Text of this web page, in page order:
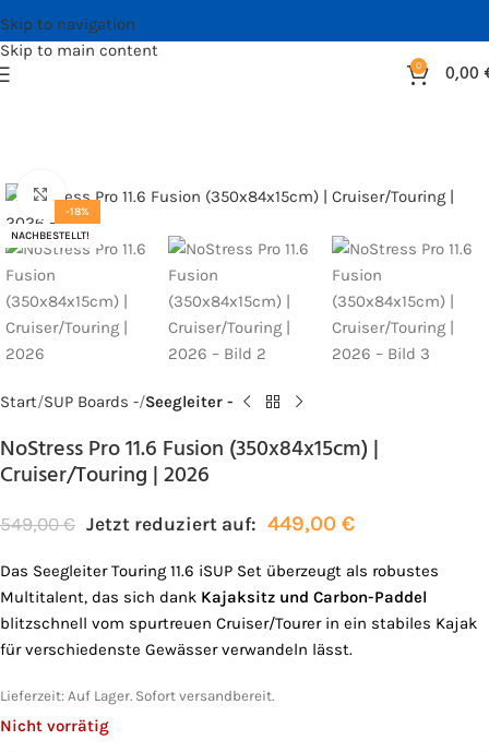
Skip to navigation
Skip to main content
0 0,00
-18%
NACHBESTELLT!
Bild vergrößern
Start SUP Boards - Seegleiter -
NoStress Pro 11.6 Fusion (350x84x15cm) |
Cruiser/Touring | 2026
549,00€ Jetzt reduziert auf: 449,00 €
Das Seegleiter Touring 11.6 iSUP Set überzeugt als robustes
Multitalent, das sich dank Kajaksitz und Carbon-Paddel
blitzschnell vom spurtreuen Cruiser/Tourer in ein stabiles Kajak
für verschiedenste Gewässer verwandeln lässt.
Lieferzeit: Auf Lager. Sofort versandbereit.
Nicht vorrätig